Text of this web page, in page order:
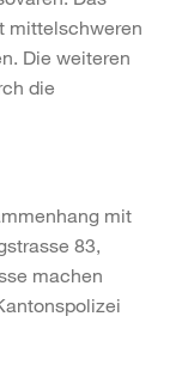
mittelschweren
Die weiteren
die
mit
83,
machen